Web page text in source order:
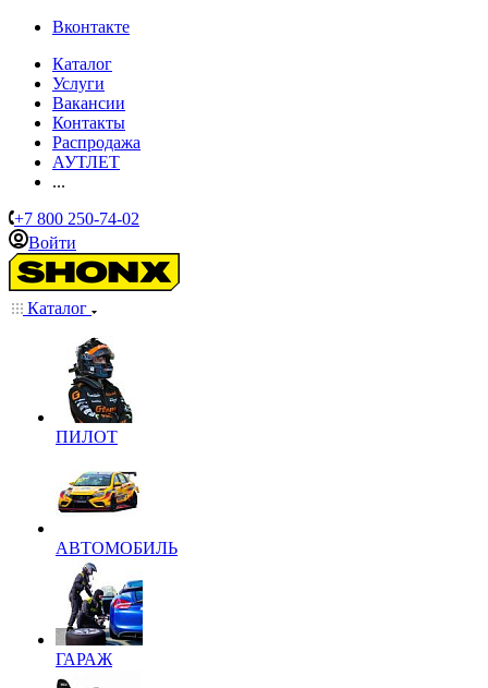
Вконтакте
Каталог
Услуги
Вакансии
Контакты
Распродажа
АУТЛЕТ
...
+7 800 250-74-02
Войти
Каталог
ПИЛОТ
АВТОМОБИЛЬ
ГАРАЖ